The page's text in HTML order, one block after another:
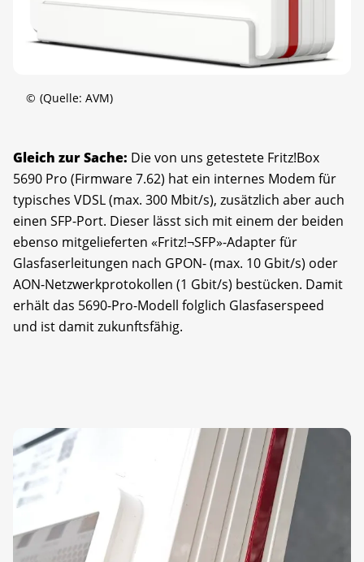
© (Quelle: AVM)
Gleich zur Sache: Die von uns getestete Fritz!Box
5690 Pro (Firmware 7.62) hat ein internes Modem für
typisches VDSL (max. 300 Mbit/s), zusätzlich aber auch
einen SFP-Port. Dieser lässt sich mit einem der beiden
ebenso mitgelieferten «Fritz!¬SFP»-Adapter für
Glasfaserleitungen nach GPON- (max. 10 Gbit/s) oder
AON-Netzwerkprotokollen (1 Gbit/s) bestücken. Damit
erhält das 5690-Pro-Modell folglich Glasfaserspeed
und ist damit zukunftsfähig.